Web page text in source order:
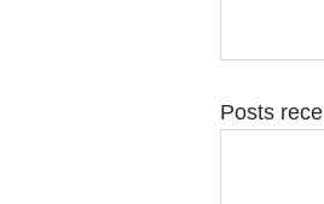
Posts